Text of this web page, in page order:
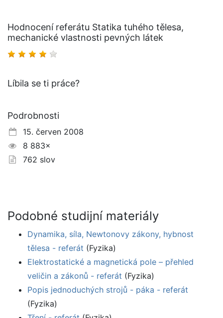
Hodnocení referátu Statika tuhého tělesa,
mechanické vlastnosti pevných látek
Líbila se ti práce?
Podrobnosti
15. červen 2008
8 883×
762 slov
Podobné studijní materiály
Dynamika, síla, Newtonovy zákony, hybnost
tělesa - referát (Fyzika)
Elektrostatické a magnetická pole – přehled
veličin a zákonů - referát (Fyzika)
Popis jednoduchých strojů - páka - referát
(Fyzika)